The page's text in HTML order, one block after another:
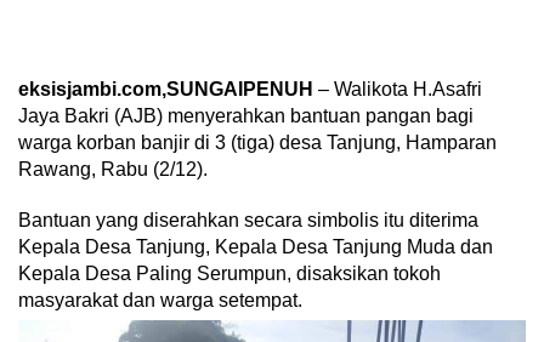
eksisjambi.com,SUNGAIPENUH – Walikota H.Asafri
Jaya Bakri (AJB) menyerahkan bantuan pangan bagi
warga korban banjir di 3 (tiga) desa Tanjung, Hamparan
Rawang, Rabu (2/12).
Bantuan yang diserahkan secara simbolis itu diterima
Kepala Desa Tanjung, Kepala Desa Tanjung Muda dan
Kepala Desa Paling Serumpun, disaksikan tokoh
masyarakat dan warga setempat.